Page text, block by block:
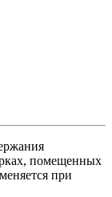
помещенных
при